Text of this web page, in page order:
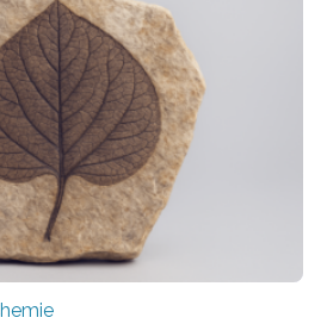
des
in der Bäckerhefe
entdeckt, der für die
Organellen entscheidend ist. Die
2025 in der